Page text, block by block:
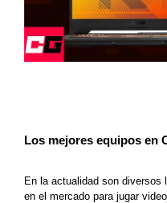
Los mejores equipos en
En la actualidad son diversos
en el mercado para jugar